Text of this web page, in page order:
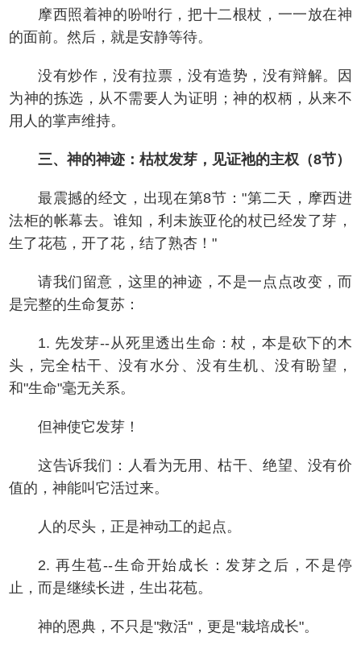
摩西照着神的吩咐行，把十二根杖，一一放在神
的面前。然后，就是安静等待。
没有炒作，没有拉票，没有造势，没有辩解。因
为神的拣选，从不需要人为证明；神的权柄，从来不
用人的掌声维持。
三、神的神迹：枯杖发芽，见证祂的主权（8节）
最震撼的经文，出现在第8节："第二天，摩西进
法柜的帐幕去。谁知，利未族亚伦的杖已经发了芽，
生了花苞，开了花，结了熟杏！"
请我们留意，这里的神迹，不是一点点改变，而
是完整的生命复苏：
1. 先发芽--从死里透出生命：杖，本是砍下的木
头，完全枯干、没有水分、没有生机、没有盼望，
和"生命"毫无关系。
但神使它发芽！
这告诉我们：人看为无用、枯干、绝望、没有价
值的，神能叫它活过来。
人的尽头，正是神动工的起点。
2. 再生苞--生命开始成长：发芽之后，不是停
止，而是继续长进，生出花苞。
神的恩典，不只是"救活"，更是"栽培成长"。